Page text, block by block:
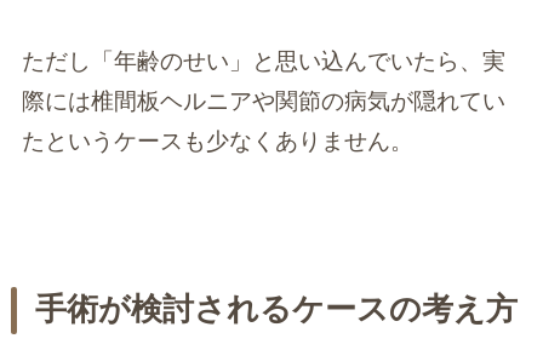
ただし「年齢のせい」と思い込んでいたら、実
際には椎間板ヘルニアや関節の病気が隠れてい
たというケースも少なくありません。
手術が検討されるケースの考え方